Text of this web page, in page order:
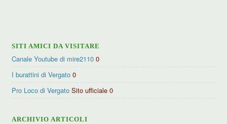
SITI AMICI DA VISITARE
Canale Youtube di mire2110 0
I burattini di Vergato 0
Pro Loco di Vergato Sito ufficiale 0
ARCHIVIO ARTICOLI